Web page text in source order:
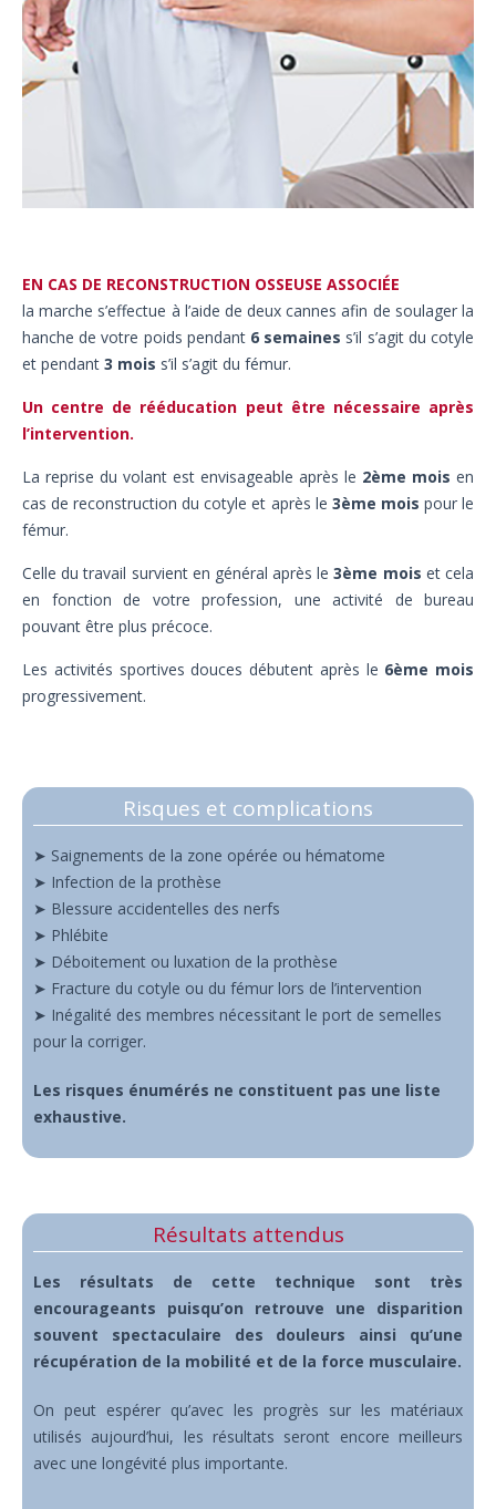
EN CAS DE RECONSTRUCTION OSSEUSE ASSOCIÉE
la marche s’effectue à l’aide de deux cannes afin de soulager la
hanche de votre poids pendant 6 semaines s’il s’agit du cotyle
et pendant 3 mois s’il s’agit du fémur.
Un centre de rééducation peut être nécessaire après
l’intervention.
La reprise du volant est envisageable après le 2ème mois en
cas de reconstruction du cotyle et après le 3ème mois pour le
fémur.
Celle du travail survient en général après le3ème mois et cela
en fonction de votre profession, une activité de bureau
pouvant être plus précoce.
Les activités sportives douces débutent après le 6ème mois
progressivement.
Risques et complications
➤ Saignements de la zone opérée ou hématome
➤ Infection de la prothèse
➤ Blessure accidentelles des nerfs
➤ Phlébite
➤ Déboitement ou luxation de la prothèse
➤ Fracture du cotyle ou du fémur lors de l’intervention
➤ Inégalité des membres nécessitant le port de semelles
pour la corriger.
Les risques énumérés ne constituent pas une liste
exhaustive.
Résultats attendus
Les résultats de cette technique sont très
encourageants puisqu’on retrouve une disparition
souvent spectaculaire des douleurs ainsi qu’une
récupération de la mobilité et de la force musculaire.
On peut espérer qu’avec les progrès sur les matériaux
utilisés aujourd’hui, les résultats seront encore meilleurs
avec une longévité plus importante.